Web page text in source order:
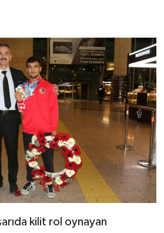
kilit rol oynayan